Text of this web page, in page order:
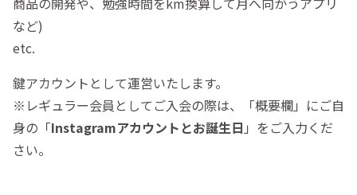
など)
etc.
鍵アカウントとして運営いたします。
※レギュラー会員としてご入会の際は、「概要欄」にご自
身の「Instagramアカウントとお誕生日 」をご入力くだ
さい。